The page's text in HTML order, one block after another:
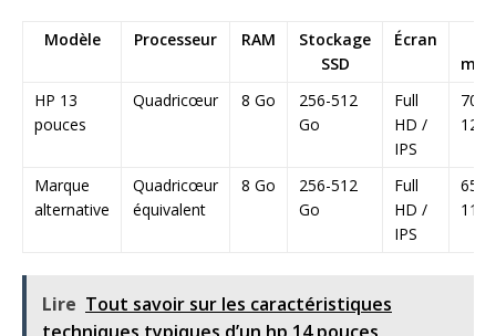
Modèle Processeur RAM
Stockage
SSD
Écran
HP 13
pouces
Quadricœur 8 Go
256-512
Go
Full
HD /
IPS
700
Marque
alternative
Quadricœur
équivalent
8 Go
256-512
Go
Full
HD /
IPS
650
Lire Tout savoir sur les caractéristiques